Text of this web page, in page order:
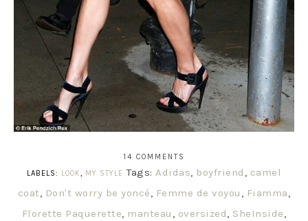
14 COMMENTS
LABELS:
LOOK, MY STYLE Tags: Adidas, boyfriend , camel
coat, Don't worry be yoncé, Femme de voyou , Fiamma,
Florette Paquerette, manteau , oversized, SheInside,